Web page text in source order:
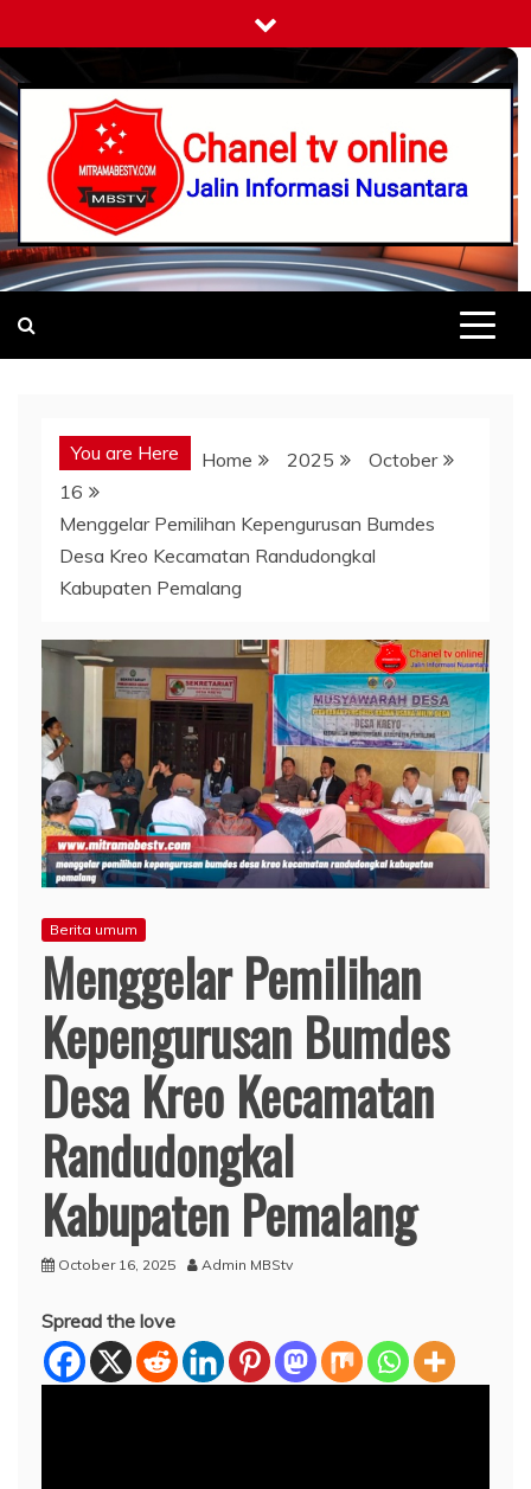
to
content
Mitramabestv
Jalin Informasi Nusantara
You are Here Home 2025
October
16
Menggelar Pemilihan Kepengurusan Bumdes
Desa Kreo Kecamatan Randudongkal
Kabupaten Pemalang
Berita umum
Menggelar Pemilihan
Kepengurusan Bumdes
Desa Kreo Kecamatan
Randudongkal
Kabupaten Pemalang
October 16, 2025 Admin MBStv
Spread the love